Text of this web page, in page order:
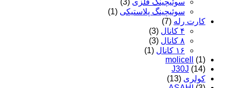
سوئیچینگ پلاستیکی (1)
کارت رله (7)
۴ کانال
(3)
۸ کانال
(3)
۱۶ کانال
(1)
molicell
(1)
J30J (14)
کولری (13)